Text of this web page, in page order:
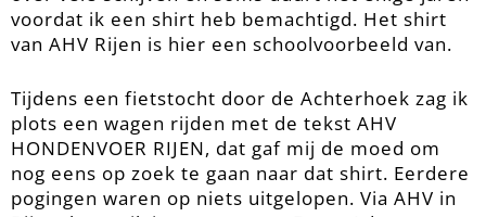
voordat ik een shirt heb bemachtigd. Het shirt
van AHV Rijen is hier een schoolvoorbeeld van.
Tijdens een fietstocht door de Achterhoek zag ik
plots een wagen rijden met de tekst AHV
HONDENVOER RIJEN, dat gaf mij de moed om
nog eens op zoek te gaan naar dat shirt. Eerdere
pogingen waren op niets uitgelopen. Via AHV in